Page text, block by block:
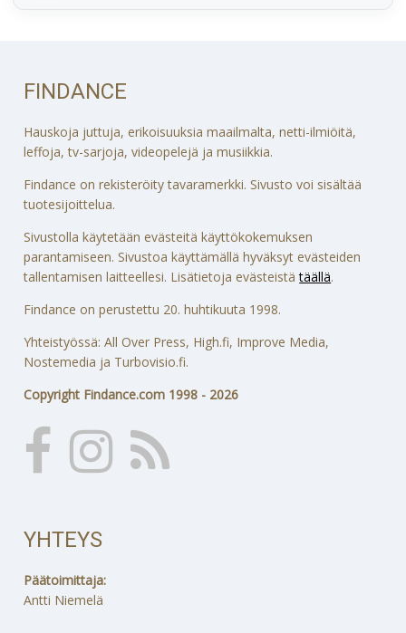
FINDANCE
Hauskoja juttuja, erikoisuuksia maailmalta, netti-ilmiöitä,
leffoja, tv-sarjoja, videopelejä ja musiikkia.
Findance on rekisteröity tavaramerkki. Sivusto voi sisältää
tuotesijoittelua.
Sivustolla käytetään evästeitä käyttökokemuksen
parantamiseen. Sivustoa käyttämällä hyväksyt evästeiden
tallentamisen laitteellesi. Lisätietoja evästeistätäällä.
Findance on perustettu 20. huhtikuuta 1998.
Yhteistyössä: All Over Press, High.fi, Improve Media,
Nostemedia ja Turbovisio.fi.
Copyright Findance.com 1998 - 2026
YHTEYS
Päätoimittaja:
Antti Niemelä